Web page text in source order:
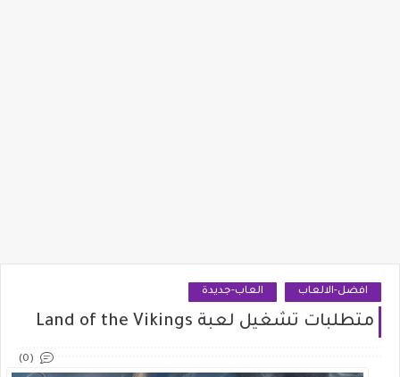
افضل-الالعاب العاب-جديدة
متطلبات تشغيل لعبة Land of the Vikings
(0)